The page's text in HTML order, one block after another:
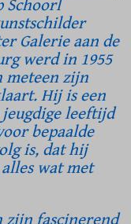
Schoorl
Galerie aan de
werd in 1955
meteen zijn
Hij is een
leeftijd
bepaalde
is, dat hij
wat met
zijn fascinerend